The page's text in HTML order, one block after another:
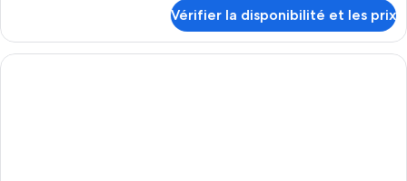
le
type
de
Vérifier la disponibilité et les prix